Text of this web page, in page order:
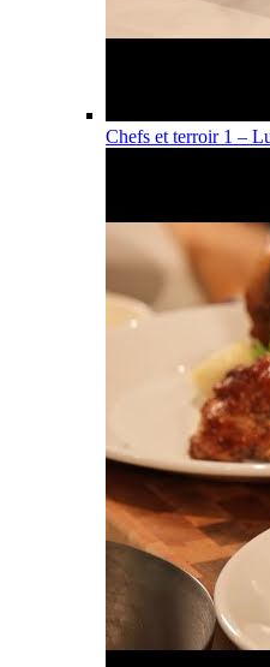
Chefs et terroir 1 –